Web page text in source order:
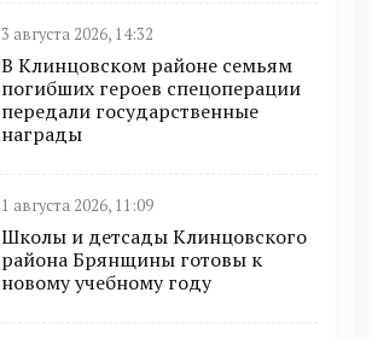
3 августа 2026, 14:32
В Клинцовском районе семьям
погибших героев спецоперации
передали государственные
награды
1 августа 2026, 11:09
Школы и детсады Клинцовского
района Брянщины готовы к
новому учебному году